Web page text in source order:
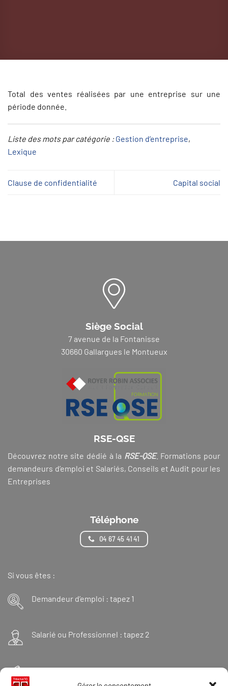
Total des ventes réalisées par une entreprise sur une
période donnée.
Liste des mots par catégorie : Gestion d’entreprise
Lexique
Clause de confidentialité Capital social
Siège Social
7 avenue de la Fontanisse
30660 Gallargues le Montueux
RSE-QSE
Découvrez notre site dédié à la RSE-QSE. Formations pour
demandeurs d’emploi et Salariés, Conseils et Audit pour les
Entreprises
Téléphone
04 67 45 41 41
Si vous êtes :
Demandeur d’emploi : tapez 1
Salarié ou Professionnel : tapez 2
Financeur : tapez 3